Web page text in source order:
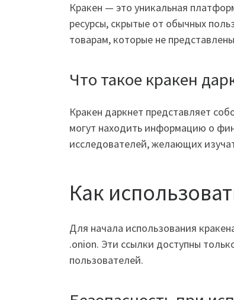
Кракен — это уникальная
ресурсы, скрытые от обычных
товарам, которые не
Что такое кракен
Кракен даркнет представляет
могут находить информацию о
исследователей, желающих
Как
Для начала использования
.onion. Эти ссылки доступны
пользователей.